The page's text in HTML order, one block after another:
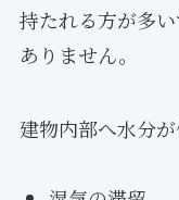
持たれる方が多
ありません。
建物内部へ水分が